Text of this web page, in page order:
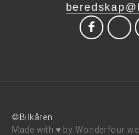
©Bilkåren
Made with ♥ by Wonderfour